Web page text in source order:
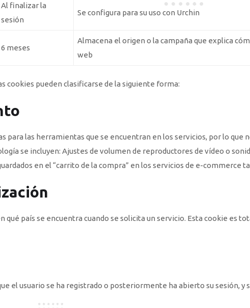
Al finalizar la
sesión
Se configura para su uso con Urchin
6 meses
Almacena el origen o la campaña que explica
web
cookies pueden clasificarse de la siguiente forma:
para las herramientas que se encuentran en los servicios, por lo que
se incluyen: Ajustes de volumen de reproductores de vídeo o
en el “carrito de la compra” en los servicios de e-commerce
qué país se encuentra cuando se solicita un servicio. Esta cookie es
el usuario se ha registrado o posteriormente ha abierto su sesión,